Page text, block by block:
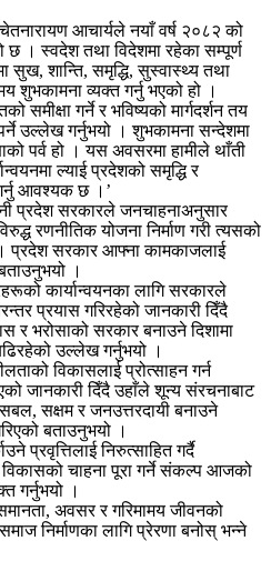
आचार्यले नयाँ वर्ष २०८२ को
छ । स्वदेश तथा विदेशमा रहेका सम्पूर्ण
सुख, शान्ति, समृद्धि, सुस्वास्थ्य तथा
शुभकामना व्यक्त गर्नु भएको हो ।
समीक्षा गर्ने र भविष्यको मार्गदर्शन तय
उल्लेख गर्नुभयो । शुभकामना सन्देशमा
पर्व हो । यस अवसरमा हामीले थाँती
ल्याई प्रदेशको समृद्धि र
आवश्यक छ ।’
प्रदेश सरकारले जनचाहनाअनुसार
रणनीतिक योजना निर्माण गरी त्यसको
। प्रदेश सरकार आफ्ना कामकाजलाई
।
कार्यान्वयनका लागि सरकारले
प्रयास गरिरहेको जानकारी दिँदै
र भरोसाको सरकार बनाउने दिशामा
उल्लेख गर्नुभयो ।
विकासलाई प्रोत्साहन गर्न
जानकारी दिँदै उहाँले शून्य संरचनाबाट
सक्षम र जनउत्तरदायी बनाउने
बताउनुभयो ।
प्रवृत्तिलाई निरुत्साहित गर्दै
विकासको चाहना पूरा गर्ने संकल्प आजको
गर्नुभयो ।
अवसर र गरिमामय जीवनको
निर्माणका लागि प्रेरणा बनोस् भन्ने